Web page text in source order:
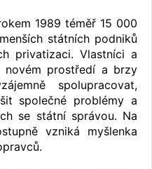
1989 téměř 15 000
státních podniků
privatizaci. Vlastníci a
prostředí a brzy
spolupracovat,
společné problémy a
se státní správou. Na
vzniká myšlenka